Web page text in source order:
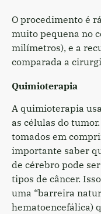
O procedimento é
muito pequena no
milímetros), e a
comparada a
Quimioterapia
A quimioterapia
as células do
tomados em
importante saber
de cérebro pode
tipos de câncer.
uma “barreira
hematoencefálica)